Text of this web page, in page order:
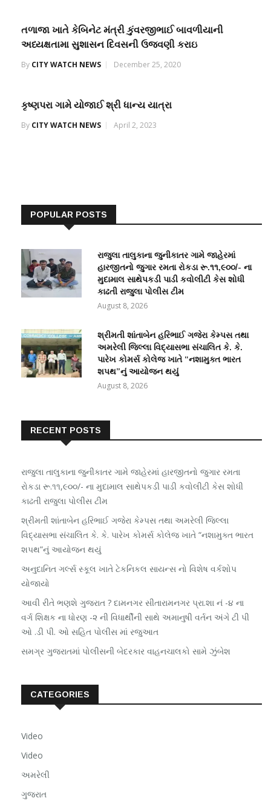
તળાજા ખાતે કેબિનેટ મંત્રી કુંવરજીભાઈ બાવળીયાની
અધ્યક્ષતામા સુશાસન દિવસની ઉજવણી કરાઇ
By CITY WATCH NEWS December 25, 2020
કૃષ્ણપરા ગામે યોજાઈ શ્રી ધાન્ય યાત્રા
By CITY WATCH NEWS April 2, 2023
POPULAR POSTS
રાજુલા તાલુકાના જુનીકાતર ગામે જાહેરમાં
હારજીતનો જુગાર રમતા રોકડા રૂ.૧૧,૯૦૦/- ના
મુદામાલ સાથેપકડી પાડી કવોલીટી કેસ શોધી
કાઢતી રાજુલા પોલીસ ટીમ
August 8, 2026
શ્રીમતી શાંતાબેન હરિભાઈ ગજેરા કેમ્પસ તથા
અમરેલી જિલ્લા વિદ્યાસભા સંચાલિત કે. કે.
પારેખ કોમર્સ કોલેજ ખાતે “નશામુક્ત ભારત
શપથ”નું આયોજન થયું
August 8, 2026
RECENT POSTS
રાજુલા તાલુકાના જુનીકાતર ગામે જાહેરમાં હારજીતનો જુગાર રમતા
રોકડા રૂ.૧૧,૯૦૦/- ના મુદામાલ સાથેપકડી પાડી કવોલીટી કેસ શોધી
કાઢતી રાજુલા પોલીસ ટીમ
શ્રીમતી શાંતાબેન હરિભાઈ ગજેરા કેમ્પસ તથા અમરેલી જિલ્લા
વિદ્યાસભા સંચાલિત કે. કે. પારેખ કોમર્સ કોલેજ ખાતે “નશામુક્ત ભારત
શપથ”નું આયોજન થયું
અનુદાનિત ગર્લ્સ સ્કૂલ ખાતે ટેકનિકલ સાયન્સ નો વિશેષ વર્કશોપ
યોજાયો
આવી રીતે ભણશે ગુજરાત ? દામનગર સીતારામનગર પ્રા.શા નં -૪ ના
વર્ગ શિક્ષક ના ધોરણ -૨ ની વિધાર્થીની સાથે અમાનુષી વર્તન અંગે ટી પી
ઓ .ડી પી. ઓ સહિત પોલીસ માં રજુઆત
સમગ્ર ગુજરાતમાં પોલીસની બેદરકાર વાહનચાલકો સામે ઝુંબેશ
CATEGORIES
Video
Video
અમરેલી
ગુજરાત